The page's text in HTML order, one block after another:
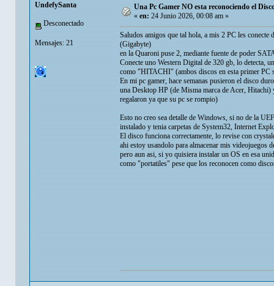
UndefySanta
Desconectado
Mensajes: 21
Una Pc Gamer NO esta reconociendo el
«en:24 Junio 2026, 00:08 am »
Saludos amigos que tal hola, a mis 2 PC les
(Gigabyte)
en la Quaroni puse 2, mediante fuente de poder
Conecte uno Western Digital de 320 gb, lo detecta,
como "HITACHI" (ambos discos en esta primer PC
En mi pc gamer, hace semanas pusieron el disco
una Desktop HP (de Misma marca de Acer,
regalaron ya que su pc se rompio)
Esto no creo sea detalle de Windows, si no de la
instalado y tenia carpetas de System32, Internet
El disco funciona correctamente, lo revise con
ahi estoy usandolo para almacenar mis videojuegos
pero aun asi, si yo quisiera instalar un OS en esa
como "portatiles" pese que los reconocen como